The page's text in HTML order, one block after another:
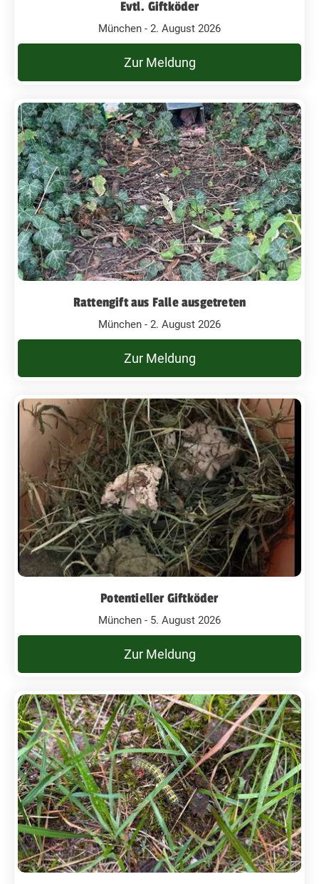
Evtl. Giftköder
München - 2. August 2026
Zur Meldung
Rattengift aus Falle ausgetreten
München - 2. August 2026
Zur Meldung
Potentieller Giftköder
München - 5. August 2026
Zur Meldung